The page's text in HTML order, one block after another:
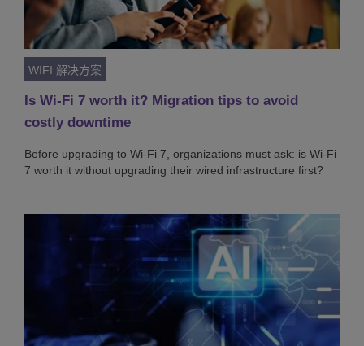
WIFI 解决方案
Is Wi-Fi 7 worth it? Migration tips to avoid
costly downtime
Before upgrading to Wi-Fi 7, organizations must ask: is Wi-Fi
7 worth it without upgrading their wired infrastructure first?